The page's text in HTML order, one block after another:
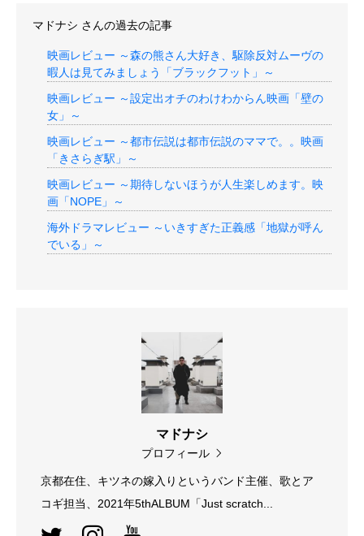
マドナシ さんの過去の記事
映画レビュー ～森の熊さん大好き、駆除反対ムーヴの
暇人は見てみましょう「ブラックフット」～
映画レビュー ～設定出オチのわけわからん映画「壁の
女」～
映画レビュー ～都市伝説は都市伝説のママで。。映画
「きさらぎ駅」～
映画レビュー ～期待しないほうが人生楽しめます。映
画「NOPE」～
海外ドラマレビュー ～いきすぎた正義感「地獄が呼ん
でいる」～
マドナシ
プロフィール
京都在住、キツネの嫁入りというバンド主催、歌とア
コギ担当、2021年5thALBUM「Just scratch...